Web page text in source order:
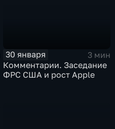
30 января
3 мин
Комментарии. Заседание
ФРС США и рост Apple